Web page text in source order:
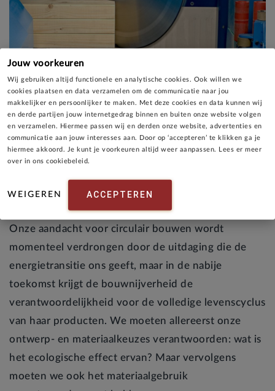
Jouw voorkeuren
Wij gebruiken altijd functionele en analytische cookies. Ook willen we
cookies plaatsen en data verzamelen om de communicatie naar jou
makkelijker en persoonlijker te maken. Met deze cookies en data kunnen wij
en derde partijen jouw internetgedrag binnen en buiten onze website volgen
en verzamelen. Hiermee passen wij en derden onze website, advertenties en
communicatie aan jouw interesses aan. Door op ‘accepteren’ te klikken ga je
hiermee akkoord. Je kunt je voorkeuren altijd weer aanpassen. Lees er meer
over in ons cookiebeleid.
WEIGEREN ACCEPTEREN
BIM tekenaar
Zonder ICT geen C2C
Onze aandacht voor circulair bouwen wordt
momenteel verdrongen door de uitdaging die de
energietransitie ons geeft, maar in de nabije
toekomst krijgt de bouwnijverheid de
verantwoordelijkheid voor de volledige levenscyclus
van haar producten. We moeten allereerst onze
ontwerp- en materiaalkeuzes verantwoorden: wat is
het ecologische effect ervan? Maar vervolgens
moeten we ook het materiaalgebruik